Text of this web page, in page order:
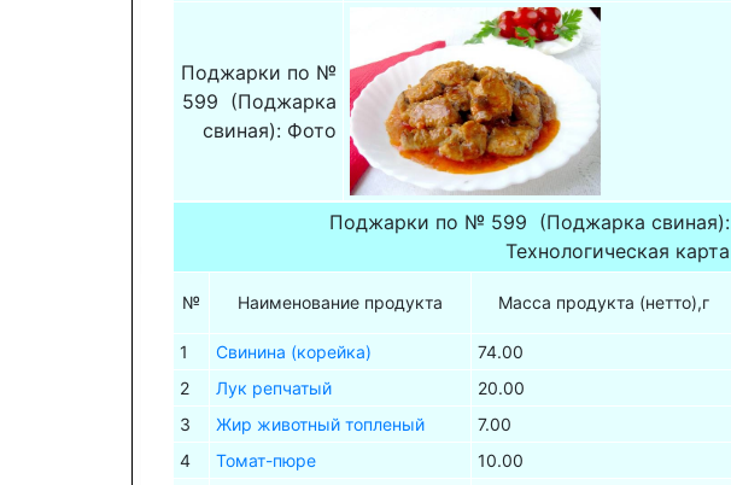
Поджарки по №
599 (Поджарка
свиная): Фото
Поджарки по № 599 (Поджарка свиная):
Технологическая карта
№ Наименование продукта Масса продукта (нетто),г
1
Свинина (корейка) 74.00
2
Лук репчатый 20.00
3
Жир животный топленый 7.00
4
Томат-пюре 10.00